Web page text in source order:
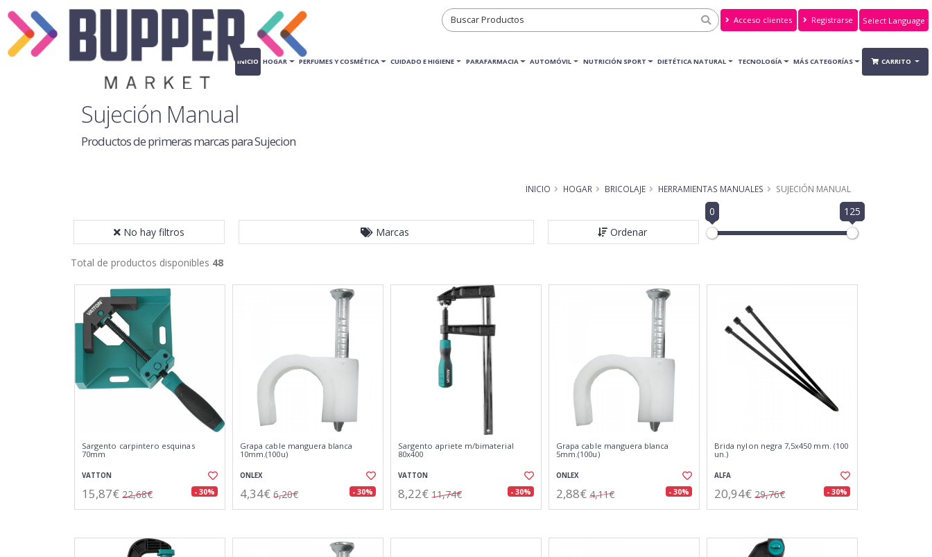
Acceso clientes Registrarse
Translate
INICIO HOGAR PERFUMES Y COSMÉTICA CUIDADO E HIGIENE PARAFARMACIA AUTOMÓVIL NUTRICIÓN SPORT DIETÉTICA NATURAL TECNOLOGÍA MÁS CATEGORÍAS CARRITO
Sujeción Manual
Productos de primeras marcas para Sujecion
INICIO HOGAR BRICOLAJE HERRAMIENTAS MANUALES SUJECIÓN MANUAL
No hay filtros Marcas Ordenar
0 125
Total de productos disponibles 48
Sargento carpintero esquinas
70mm
VATTON
15,87€ 22,68€ - 30%
Grapa cable manguera blanca
10mm.(100u)
ONLEX
4,34€ 6,20€ - 30%
Sargento apriete m/bimaterial
80x400
VATTON
8,22€ 11,74€ - 30%
Grapa cable manguera blanca
5mm.(100u)
ONLEX
2,88€ 4,11€ - 30%
Brida nylon negra 7,5x450 mm. (100
un.)
ALFA
20,94€ 29,76€ - 30%